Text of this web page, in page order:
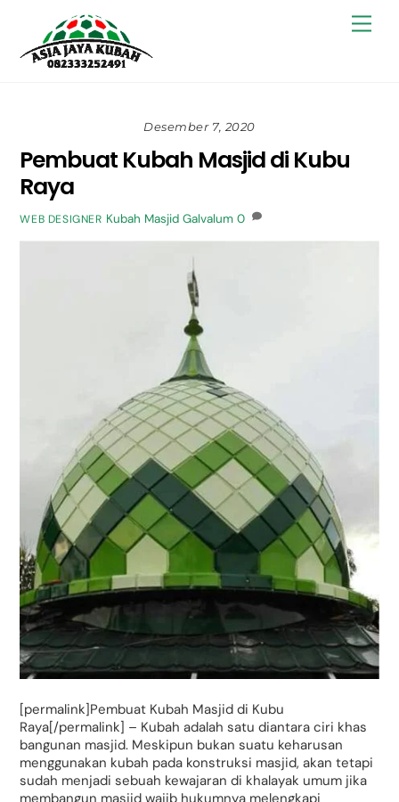
content
Desember 7, 2020
Pembuat Kubah Masjid di Kubu
Raya
WEB DESIGNER Kubah Masjid Galvalum 0
[permalink]Pembuat Kubah Masjid di Kubu
Raya[/permalink] – Kubah adalah satu diantara ciri khas
bangunan masjid. Meskipun bukan suatu keharusan
menggunakan kubah pada konstruksi masjid, akan tetapi
sudah menjadi sebuah kewajaran di khalayak umum jika